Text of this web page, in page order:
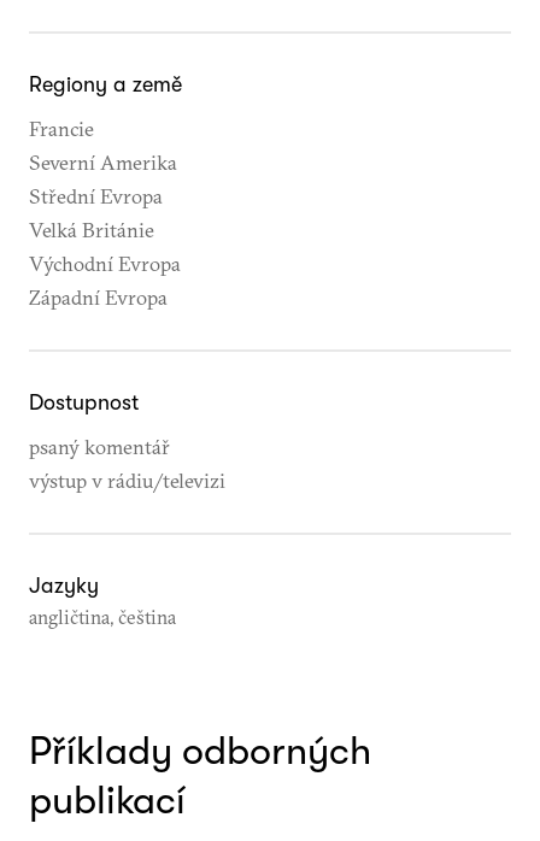
Regiony a země
Francie
Severní Amerika
Střední Evropa
Velká Británie
Východní Evropa
Západní Evropa
Dostupnost
psaný komentář
výstup v rádiu/televizi
Jazyky
angličtina, čeština
Příklady odborných
publikací